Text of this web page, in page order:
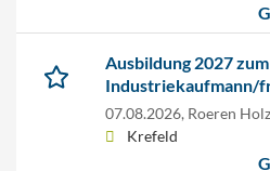
Ausbildung 2027 zum
Industriekaufmann/
07.08.2026, Roeren
Krefeld